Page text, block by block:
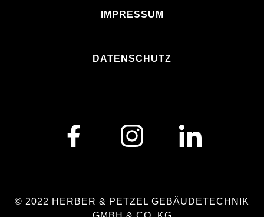
IMPRESSUM
DATENSCHUTZ
© 2022 HERBER & PETZEL GEBÄUDETECHNIK